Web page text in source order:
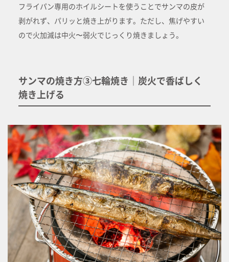
フライパン専用のホイルシートを使うことでサンマの皮が
剥がれず、パリッと焼き上がります。ただし、焦げやすい
ので火加減は中火〜弱火でじっくり焼きましょう。
サンマの焼き方③七輪焼き｜炭火で香ばしく
焼き上げる